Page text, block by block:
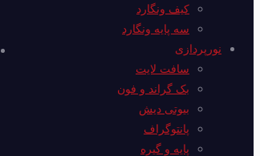
کیف ونگارد
سه پایه ونگارد
نورپردازی
سافت لایت
بک گراند و فون
بیوتی دیش
پانتوگراف
پایه و گیره